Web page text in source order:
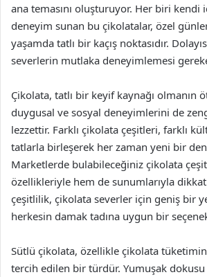
ana temasını oluşturuyor. Her biri kendi
deneyim sunan bu çikolatalar, özel
yaşamda tatlı bir kaçış noktasıdır.
severlerin mutlaka deneyimlemesi
Çikolata, tatlı bir keyif kaynağı olmanın
duygusal ve sosyal deneyimlerini de
lezzettir. Farklı çikolata çeşitleri, farklı
tatlarla birleşerek her zaman yeni bir
Marketlerde bulabileceğiniz çikolata
özellikleriyle hem de sunumlarıyla
çeşitlilik, çikolata severler için geniş bir
herkesin damak tadına uygun bir
Sütlü çikolata, özellikle çikolata
tercih edilen bir türdür. Yumuşak dokusu